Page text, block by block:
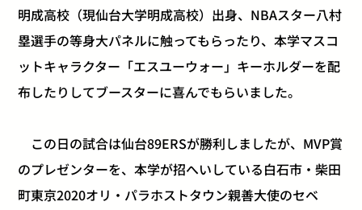
明成高校（現仙台大学明成高校）出身、 NBAスター八村
塁選手の等身大パネルに触ってもらったり、本学マスコ
ットキャラクター「エスユーウォー」 キーホルダーを配
布したりしてブースターに喜んでもらいました。
この日の試合は仙台89ERSが勝利しましたが、 MVP賞
のプレゼンターを、本学が招へいしている白石市・柴田
町東京2020オリ・パラホストタウン親善大使のセベ